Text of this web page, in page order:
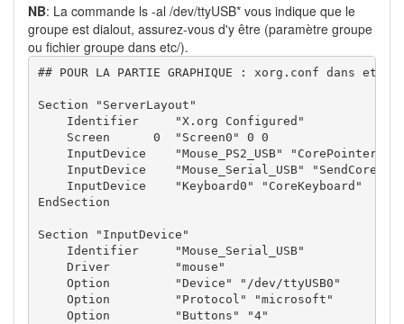
NB: La commande ls -al /dev/ttyUSB* vous indique que le
groupe est dialout, assurez-vous d'y être (paramètre groupe
ou fichier groupe dans etc/).
## POUR LA PARTIE GRAPHIQUE : xorg.conf dans etc/
Section "ServerLayout"
    Identifier     "X.org Configured"
    Screen      0  "Screen0" 0 0
    InputDevice    "Mouse_PS2_USB" "CorePointer"
    InputDevice	   "Mouse_Serial_USB" "SendCoreEvents"
    InputDevice    "Keyboard0" "CoreKeyboard"
EndSection
Section "InputDevice"
    Identifier     "Mouse_Serial_USB"
    Driver         "mouse"
    Option         "Device" "/dev/ttyUSB0"
    Option         "Protocol" "microsoft"
    Option	   "Buttons" "4"